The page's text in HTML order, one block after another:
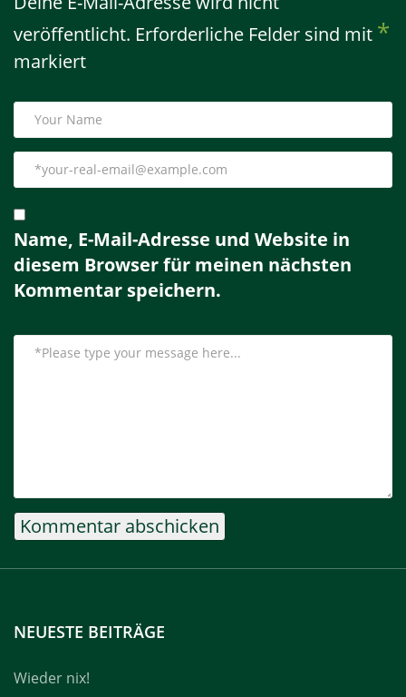
veröffentlicht. Erforderliche Felder sind mit *
markiert
Name, E-Mail-Adresse und Website in
diesem Browser für meinen nächsten
Kommentar speichern.
NEUESTE BEITRÄGE
Wieder nix!